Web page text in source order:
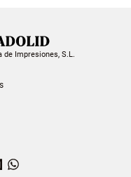
Impresiones, S.L.
Dailymotion